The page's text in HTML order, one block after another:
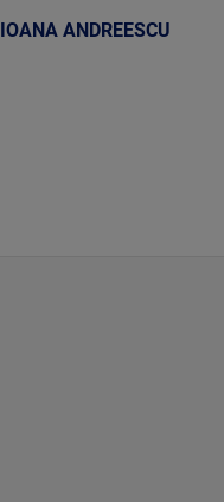
IOANA ANDREESCU